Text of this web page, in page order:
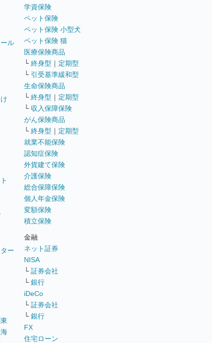
ル
ー
学資保険
ペット保険
ペット保険 小型犬
ペット保険 猫
医療保険商品
└ 終身型 ｜ 定期型
└ 引受基準緩和型
生命保険商品
└ 終身型 ｜ 定期型
└ 収入保障保険
がん保険商品
└ 終身型 ｜ 定期型
就業不能保険
認知症保険
外貨建て保険
介護保険
総合保障保険
個人年金保険
変額保険
積立保険
金融
ネット証券
NISA
└ 証券会社
└ 銀行
iDeCo
└ 証券会社
└ 銀行
FX
住宅ローン